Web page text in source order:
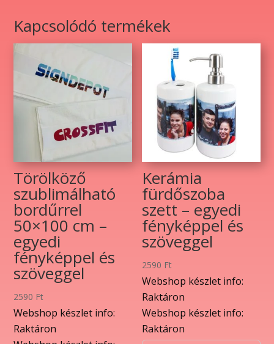
Kapcsolódó termékek
Törölköző
szublimálható
bordűrrel
50×100 cm –
egyedi
fényképpel és
szöveggel
2590 Ft
Webshop készlet info:
Raktáron
Kerámia
fürdőszoba
szett – egyedi
fényképpel és
szöveggel
2590 Ft
Webshop készlet info:
Raktáron
Webshop készlet info:
Raktáron